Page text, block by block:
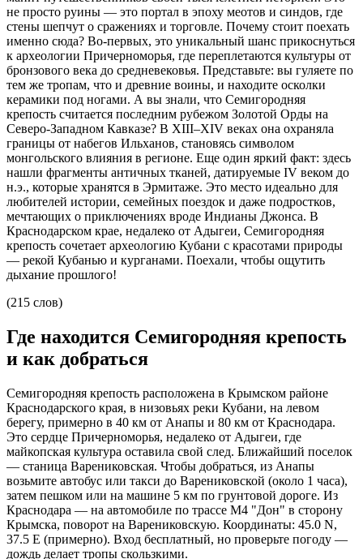
не просто руины — это портал в эпоху меотов и синдов, где
стены шепчут о сражениях и торговле. Почему стоит поехать
именно сюда? Во-первых, это уникальный шанс прикоснуться
к археологии Причерноморья, где переплетаются культуры от
бронзового века до средневековья. Представьте: вы гуляете по
тем же тропам, что и древние воины, и находите осколки
керамики под ногами. А вы знали, что Семигородняя
крепость считается последним рубежом Золотой Орды на
Северо-Западном Кавказе? В XIII–XIV веках она охраняла
границы от набегов Ильханов, становясь символом
монгольского влияния в регионе. Еще один яркий факт: здесь
нашли фрагменты античных тканей, датируемые IV веком до
н.э., которые хранятся в Эрмитаже. Это место идеально для
любителей истории, семейных поездок и даже подростков,
мечтающих о приключениях вроде Индианы Джонса. В
Краснодарском крае, недалеко от Адыгеи, Семигородняя
крепость сочетает археологию Кубани с красотами природы
— рекой Кубанью и курганами. Поехали, чтобы ощутить
дыхание прошлого!
(215 слов)
Где находится Семигородняя крепость
и как добраться
Семигородняя крепость расположена в Крымском районе
Краснодарского края, в низовьях реки Кубани, на левом
берегу, примерно в 40 км от Анапы и 80 км от Краснодара.
Это сердце Причерноморья, недалеко от Адыгеи, где
майкопская культура оставила свой след. Ближайший поселок
— станица Варениковская. Чтобы добраться, из Анапы
возьмите автобус или такси до Варениковской (около 1 часа),
затем пешком или на машине 5 км по грунтовой дороге. Из
Краснодара — на автомобиле по трассе М4 "Дон" в сторону
Крымска, поворот на Варениковскую. Координаты: 45.0 N,
37.5 E (примерно). Вход бесплатный, но проверьте погоду —
дождь делает тропы скользкими.